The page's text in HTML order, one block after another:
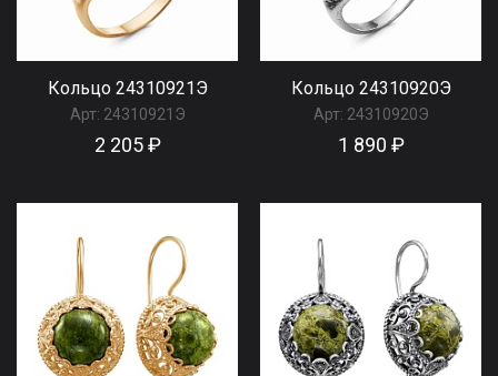
Кольцо 24310921Э
Арт: 24310921Э
2 205 ₽
Кольцо 24310920Э
Арт: 24310920Э
1 890 ₽